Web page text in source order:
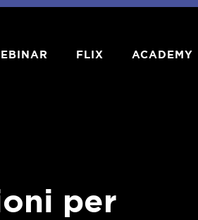
FLIX ACADEMY
per